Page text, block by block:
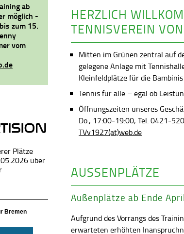
ab
möglich -
zum 15.
vom
Plätze
über
Bremen
HERZLICH
TENNISVEREIN
Mitten im Grünen zentral auf
gelegene Anlage mit
Kleinfeldplätze für die Bambinis
Tennis für alle – egal ob
Öffnungszeiten unseres
Do., 17:00-19:00, Tel. 0421-
TVv1927(at)web.de
AUSSENPLÄTZE
Außenplätze ab Ende
Aufgrund des Vorrangs des
erwarteten erhöhten